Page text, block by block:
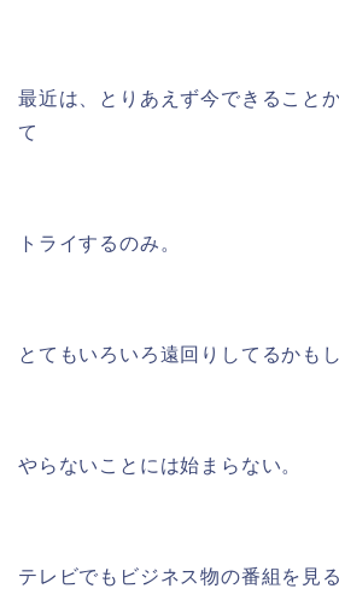
最近は、とりあえず今できること
て
トライするのみ。
とてもいろいろ遠回りしてるかも
やらないことには始まらない。
テレビでもビジネス物の番組を見